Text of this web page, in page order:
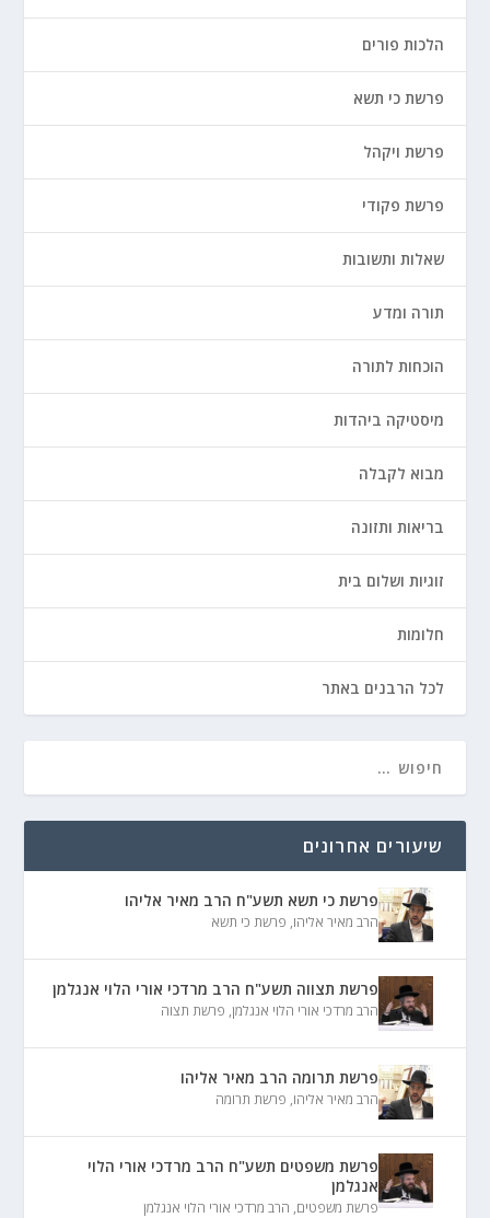
הלכות פורים
פרשת כי תשא
פרשת ויקהל
פרשת פקודי
שאלות ותשובות
תורה ומדע
הוכחות לתורה
מיסטיקה ביהדות
מבוא לקבלה
בריאות ותזונה
זוגיות ושלום בית
חלומות
לכל הרבנים באתר
שיעורים אחרונים
פרשת כי תשא תשע"ח הרב מאיר אליהו
הרב מאיר אליהו, פרשת כי תשא
פרשת תצווה תשע"ח הרב מרדכי אורי הלוי אנגלמן
הרב מרדכי אורי הלוי אנגלמן, פרשת תצוה
פרשת תרומה הרב מאיר אליהו
הרב מאיר אליהו, פרשת תרומה
פרשת משפטים תשע"ח הרב מרדכי אורי הלוי
אנגלמן
פרשת משפטים, הרב מרדכי אורי הלוי אנגלמן